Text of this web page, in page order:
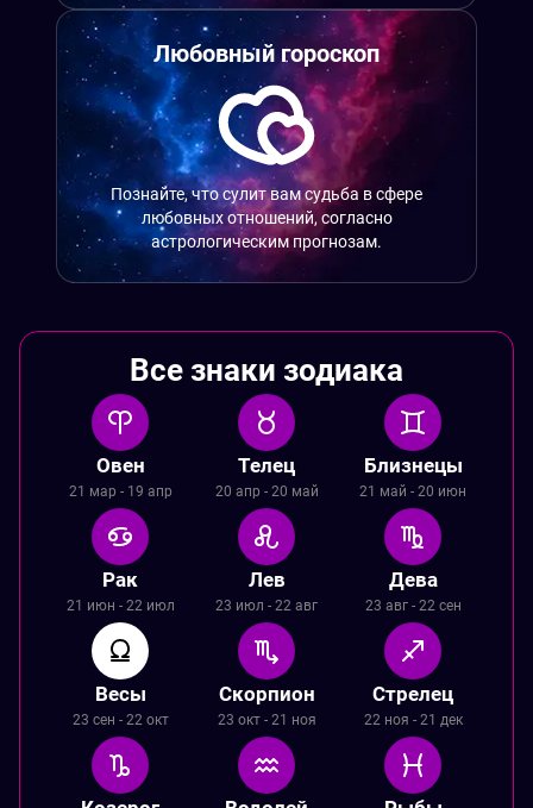
Любовный гороскоп
Познайте, что сулит вам судьба в сфере
любовных отношений, согласно
астрологическим прогнозам.
Все знаки зодиака
Овен
21 мар - 19 апр
Телец
20 апр - 20 май
Близнецы
21 май - 20 июн
Рак
21 июн - 22 июл
Лев
23 июл - 22 авг
Дева
23 авг - 22 сен
Весы
23 сен - 22 окт
Скорпион
23 окт - 21 ноя
Стрелец
22 ноя - 21 дек